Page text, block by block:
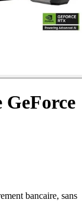
bancaire, sans